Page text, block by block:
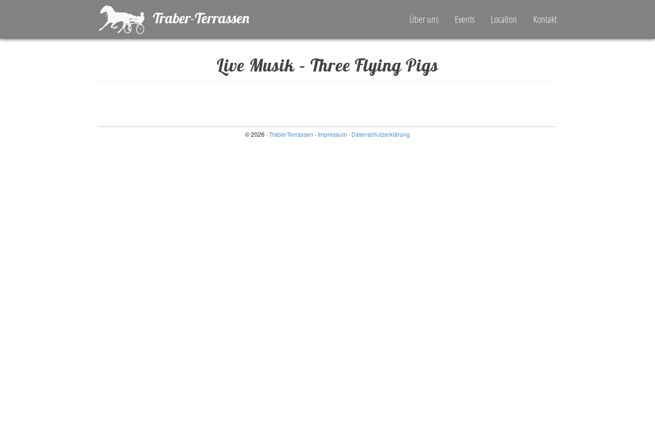
Traber-Terrassen Über uns Events Location Kontakt
Live Musik – Three Flying Pigs
© 2026 ·Traber-Terrassen · Impressum · Datenschutzerklärung